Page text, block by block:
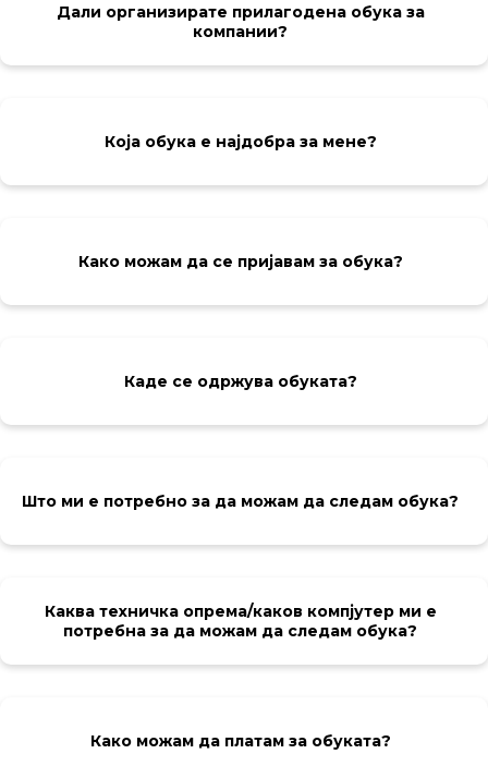
Дали организирате прилагодена обука за
компании?
Која обука е најдобра за мене?
Како можам да се пријавам за обука?
Каде се одржува обуката?
Што ми е потребно за да можам да следам обука?
Каква техничка опрема/каков компјутер ми е
потребна за да можам да следам обука?
Како можам да платам за обуката?